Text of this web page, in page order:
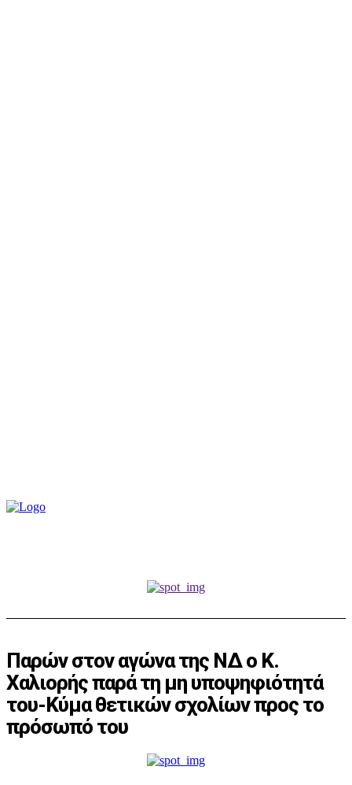
Παρών στον αγώνα της ΝΔ ο Κ.
Χαλιορής παρά τη μη υποψηφιότητά
του-Κύμα θετικών σχολίων προς το
πρόσωπό του